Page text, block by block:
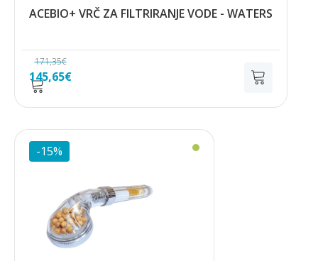
171,35€
Izvorna
cijena
bila
je:
171,35€.
145,65€Trenutna
je:
145,65€.
ACEBIO+ VRČ ZA FILTRIRANJE VODE - WATERS
-15%